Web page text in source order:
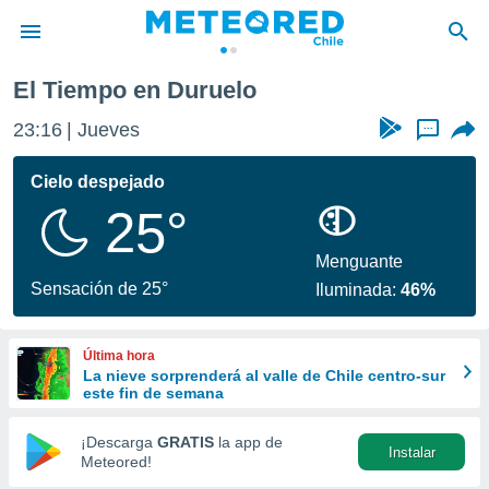
de
por
se
calidad.
a este
las
y
forma
digital
basada
El Tiempo en Duruelo
23:16 Jueves ...
Cielo despejado
25°
Sensación de 25°
Menguante
Iluminada:46%
Última hora
La nieve sorprenderá al valle de Chile centro-sur
este fin de semana
¡Descarga GRATIS la app de
Meteored!
Instalar